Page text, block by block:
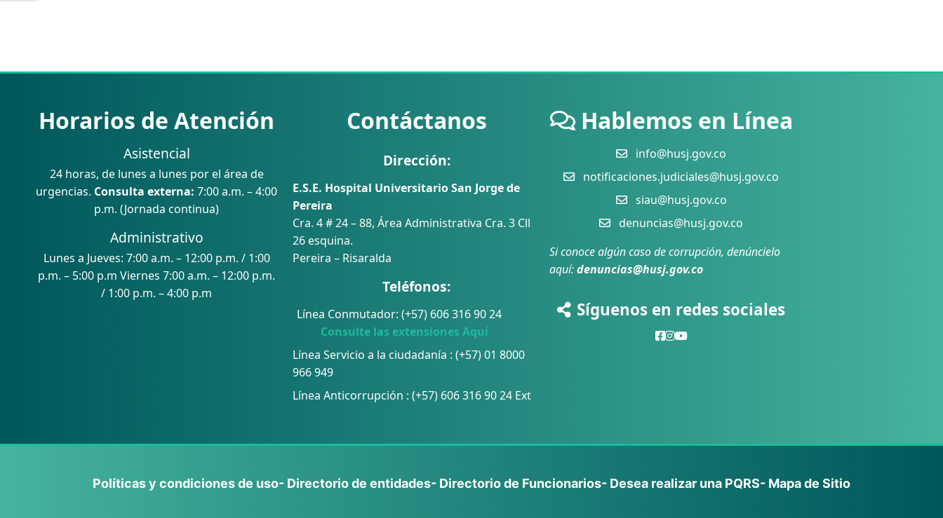
Horarios de Atención
Asistencial
24 horas, de lunes a lunes por el área de
urgencias. Consulta externa: 7:00 a.m. – 4:00
p.m. (Jornada continua)
Administrativo
Lunes a Jueves: 7:00 a.m. – 12:00 p.m. / 1:00
p.m. – 5:00 p.m Viernes 7:00 a.m. – 12:00 p.m.
/ 1:00 p.m. – 4:00 p.m
Contáctanos
Dirección:
E.S.E. Hospital Universitario San Jorge de
Pereira
Cra. 4 # 24 – 88, Área Administrativa Cra. 3 Cll
26 esquina.
Pereira – Risaralda
Teléfonos:
Línea Conmutador: (+57) 606 316 90 24
Consulte las extensiones Aquí
Línea Servicio a la ciudadanía : (+57) 01 8000
966 949
Línea Anticorrupción : (+57) 606 316 90 24 Ext
Hablemos en Línea
info@husj.gov.co
notificaciones.judiciales@husj.gov.co
siau@husj.gov.co
denuncias@husj.gov.co
Si conoce algún caso de corrupción, denúncielo
aquí:denuncias@husj.gov.co
Síguenos en redes sociales
Políticas y condiciones de uso- Directorio de entidades- Directorio de Funcionarios- Desea realizar una PQRS- Mapa de Sitio